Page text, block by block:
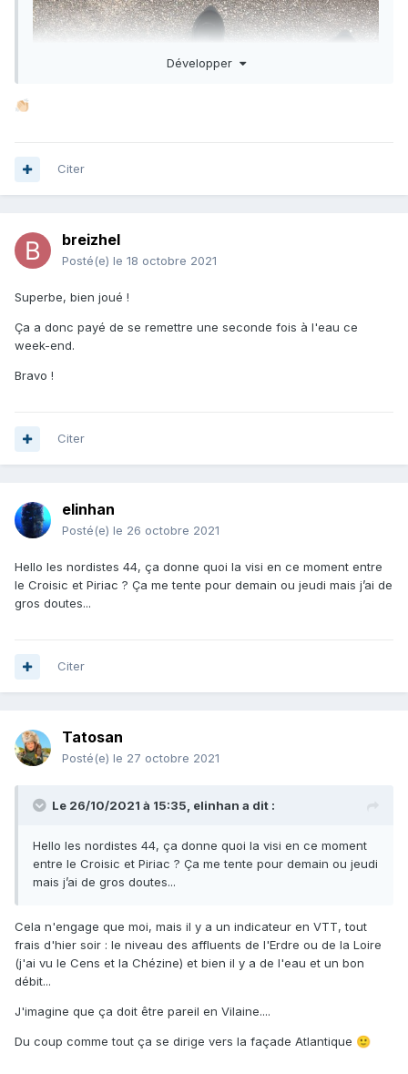
Développer
👏🏻
Citer
breizhel
Posté(e) le 18 octobre 2021
Superbe, bien joué !
Ça a donc payé de se remettre une seconde fois à l'eau ce
week-end.
Bravo !
Citer
elinhan
Posté(e) le 26 octobre 2021
Hello les nordistes 44, ça donne quoi la visi en ce moment entre
le Croisic et Piriac ? Ça me tente pour demain ou jeudi mais j’ai de
gros doutes...
Citer
Tatosan
Posté(e) le 27 octobre 2021
Le 26/10/2021 à 15:35, elinhan a dit :
Hello les nordistes 44, ça donne quoi la visi en ce moment
entre le Croisic et Piriac ? Ça me tente pour demain ou jeudi
mais j’ai de gros doutes...
Cela n'engage que moi, mais il y a un indicateur en VTT, tout
frais d'hier soir : le niveau des affluents de l'Erdre ou de la Loire
(j'ai vu le Cens et la Chézine) et bien il y a de l'eau et un bon
débit...
J'imagine que ça doit être pareil en Vilaine....
Du coup comme tout ça se dirige vers la façade Atlantique 🙂